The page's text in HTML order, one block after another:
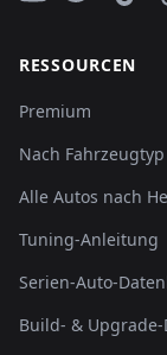
RESSOURCEN
Premium
Nach
Alle Autos nach
Tuning-Anleitung
Serien-Auto-
Build- &